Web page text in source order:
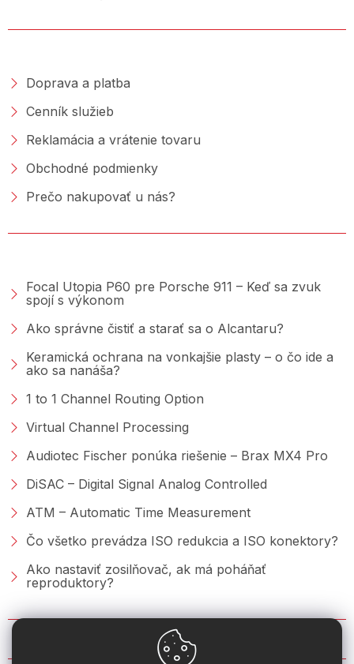
Doprava a platba
Cenník služieb
Reklamácia a vrátenie tovaru
Obchodné podmienky
Prečo nakupovať u nás?
Focal Utopia P60 pre Porsche 911 – Keď sa zvuk
spojí s výkonom
Ako správne čistiť a starať sa o Alcantaru?
Keramická ochrana na vonkajšie plasty – o čo ide a
ako sa nanáša?
1 to 1 Channel Routing Option
Virtual Channel Processing
Audiotec Fischer ponúka riešenie – Brax MX4 Pro
DiSAC – Digital Signal Analog Controlled
ATM – Automatic Time Measurement
Čo všetko prevádza ISO redukcia a ISO konektory?
Ako nastaviť zosilňovač, ak má poháňať
reproduktory?
KONTAKT